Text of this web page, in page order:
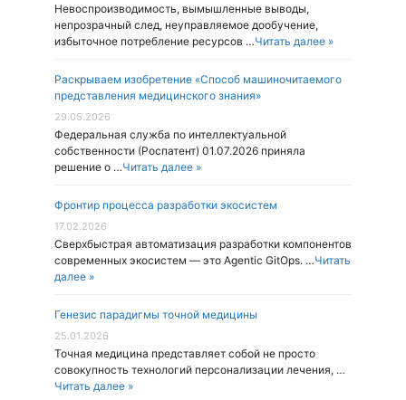
Невоспроизводимость, вымышленные выводы,
непрозрачный след, неуправляемое дообучение,
избыточное потребление ресурсов …Читать далее »
Раскрываем изобретение «Способ машиночитаемого
представления медицинского знания»
29.05.2026
Федеральная служба по интеллектуальной
собственности (Роспатент) 01.07.2026 приняла
решение о …Читать далее »
Фронтир процесса разработки экосистем
17.02.2026
Cверхбыстрая автоматизация разработки компонентов
современных экосистем — это Agentic GitOps. …Читать
далее »
Генезис парадигмы точной медицины
25.01.2026
Точная медицина представляет собой не просто
совокупность технологий персонализации лечения, …
Читать далее »